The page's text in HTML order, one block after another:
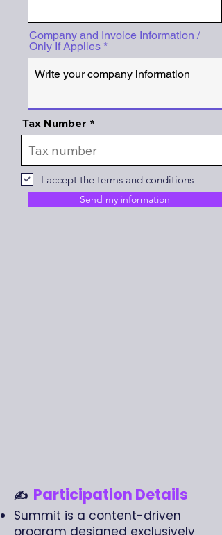
Company and Invoice Information /
Only If Applies
Tax Number
I accept the terms and conditions
Send my information
✍️ Participation Details
Summit is a content-driven
program designed exclusively